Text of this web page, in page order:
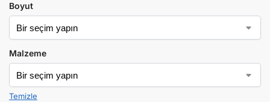
Boyut
Malzeme
Temizle